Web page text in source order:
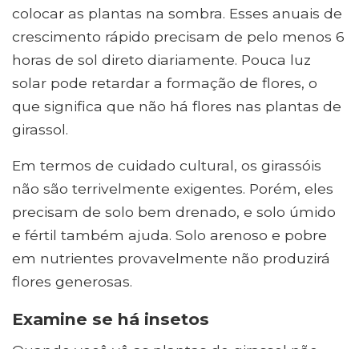
colocar as plantas na sombra. Esses anuais de
crescimento rápido precisam de pelo menos 6
horas de sol direto diariamente. Pouca luz
solar pode retardar a formação de flores, o
que significa que não há flores nas plantas de
girassol.
Em termos de cuidado cultural, os girassóis
não são terrivelmente exigentes. Porém, eles
precisam de solo bem drenado, e solo úmido
e fértil também ajuda. Solo arenoso e pobre
em nutrientes provavelmente não produzirá
flores generosas.
Examine se há insetos